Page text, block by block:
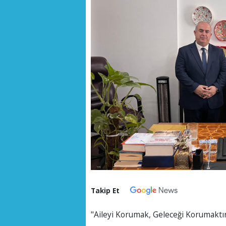
Takip Et
"Aileyi Korumak, Geleceği